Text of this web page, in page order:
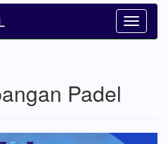
Toggle
Padel